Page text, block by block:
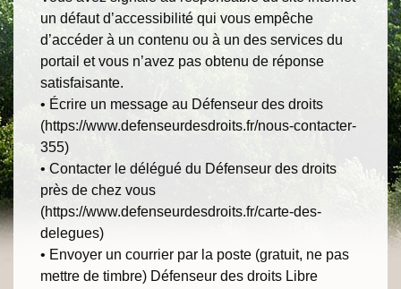
un défaut d’accessibilité qui vous empêche
d’accéder à un contenu ou à un des services du
portail et vous n’avez pas obtenu de réponse
satisfaisante.
• Écrire un message au Défenseur des droits
(https://www.defenseurdesdroits.fr/nous-contacter-
355)
• Contacter le délégué du Défenseur des droits
près de chez vous
(https://www.defenseurdesdroits.fr/carte-des-
delegues)
• Envoyer un courrier par la poste (gratuit, ne pas
mettre de timbre) Défenseur des droits Libre